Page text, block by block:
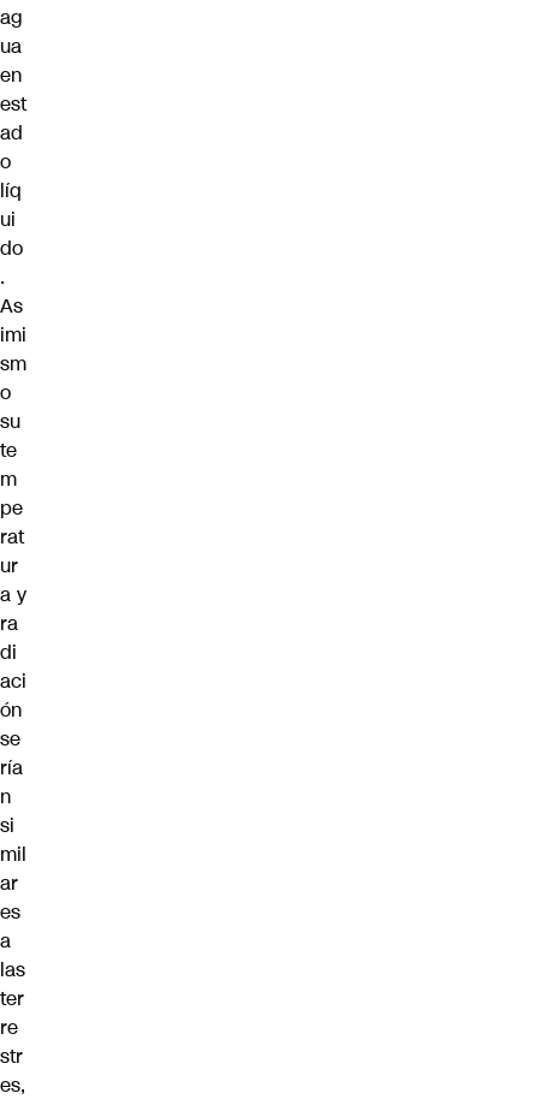
ag
ua
en
est
ad
o
líq
ui
do
.
As
imi
sm
o
su
te
m
pe
rat
ur
a y
ra
di
aci
ón
se
ría
n
si
mil
ar
es
a
las
ter
re
str
es,